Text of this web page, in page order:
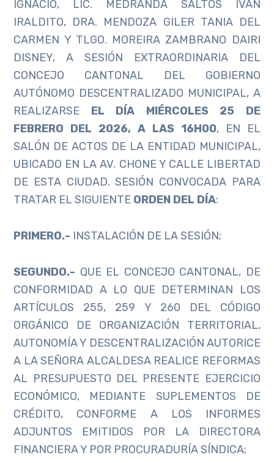
IGNACIO, LIC. MEDRANDA SALTOS IVÁN
IRALDITO, DRA. MENDOZA GILER TANIA DEL
CARMEN Y TLGO. MOREIRA ZAMBRANO DAIRI
DISNEY, A SESIÓN EXTRAORDINARIA DEL
CONCEJO CANTONAL DEL GOBIERNO
AUTÓNOMO DESCENTRALIZADO MUNICIPAL, A
REALIZARSE EL DÍA MIÉRCOLES 25 DE
FEBRERO DEL 2026, A LAS 16H00, EN EL
SALÓN DE ACTOS DE LA ENTIDAD MUNICIPAL,
UBICADO EN LA AV. CHONE Y CALLE LIBERTAD
DE ESTA CIUDAD. SESIÓN CONVOCADA PARA
TRATAR EL SIGUIENTE ORDEN DEL DÍA:
PRIMERO.- INSTALACIÓN DE LA SESIÓN;
SEGUNDO.- QUE EL CONCEJO CANTONAL, DE
CONFORMIDAD A LO QUE DETERMINAN LOS
ARTÍCULOS 255, 259 Y 260 DEL CÓDIGO
ORGÁNICO DE ORGANIZACIÓN TERRITORIAL,
AUTONOMÍA Y DESCENTRALIZACIÓN AUTORICE
A LA SEÑORA ALCALDESA REALICE REFORMAS
AL PRESUPUESTO DEL PRESENTE EJERCICIO
ECONÓMICO, MEDIANTE SUPLEMENTOS DE
CRÉDITO, CONFORME A LOS INFORMES
ADJUNTOS EMITIDOS POR LA DIRECTORA
FINANCIERA Y POR PROCURADURÍA SÍNDICA;